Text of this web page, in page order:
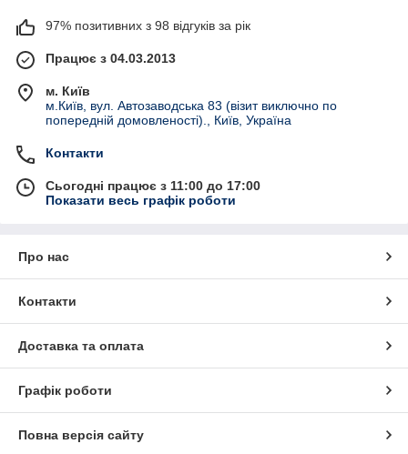
97% позитивних з 98 відгуків за рік
Працює з 04.03.2013
м. Київ
м.Київ, вул. Автозаводська 83 (візит виключно по
попередній домовленості)., Київ, Україна
Контакти
Сьогодні працює з 11:00 до 17:00
Показати весь графік роботи
Про нас
Контакти
Доставка та оплата
Графік роботи
Повна версія сайту